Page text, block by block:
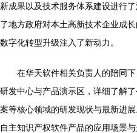
新成果以及技术服务体系建设进行
了地方政府对本土高新技术企业成
数字化转型升级注入了新动力。
在华天软件相关负责人的陪同
研发中心与产品演示区，详细了解
案等核心领域的研发现状与最新进
自主知识产权软件产品的应用场景